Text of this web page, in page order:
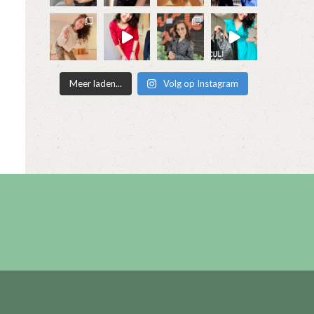
Meer laden... Volg op Instagram